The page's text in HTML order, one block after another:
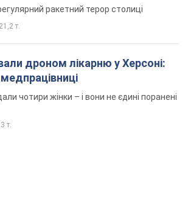
ракетний терор столиці
21,2 т.
дроном лікарню у Херсоні:
чотири жінки – і вони не єдині поранені
т.